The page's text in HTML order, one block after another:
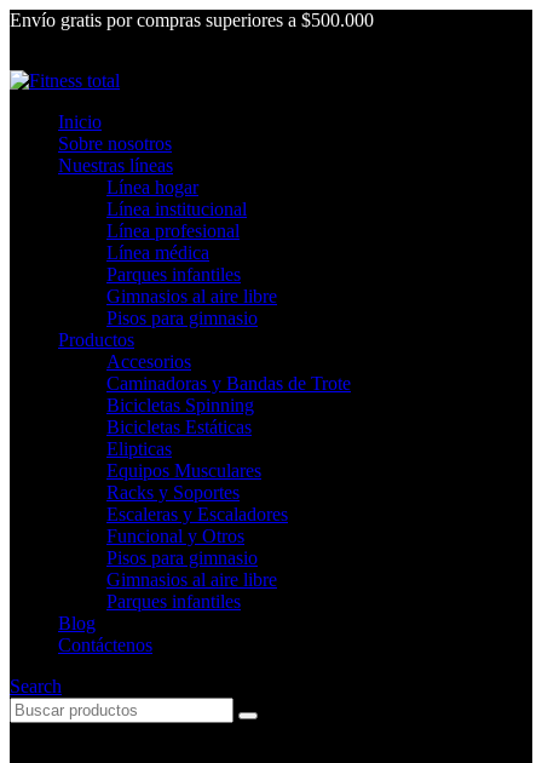
Envío gratis por compras superiores a $500.000
Inicio
Sobre nosotros
Nuestras líneas
Línea hogar
Línea institucional
Línea profesional
Línea médica
Parques infantiles
Gimnasios al aire libre
Pisos para gimnasio
Productos
Accesorios
Caminadoras y Bandas de Trote
Bicicletas Spinning
Bicicletas Estáticas
Elipticas
Equipos Musculares
Racks y Soportes
Escaleras y Escaladores
Funcional y Otros
Pisos para gimnasio
Gimnasios al aire libre
Parques infantiles
Blog
Contáctenos
Search